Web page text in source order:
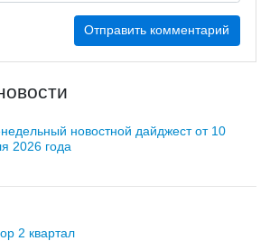
новостной дайджест от 10
2026 года
2 квартал